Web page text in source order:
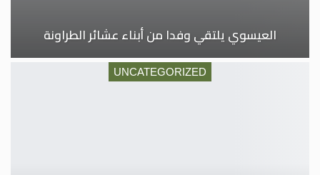
العيسوي يلتقي وفدا من أبناء عشائر الطراونة
UNCATEGORIZED